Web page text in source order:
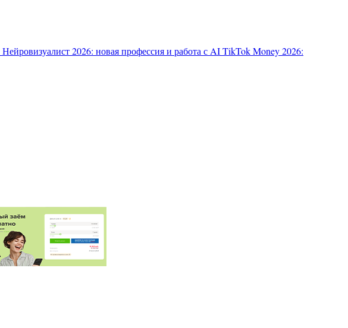
Нейровизуалист 2026: новая профессия и работа с AITikTok Money 2026: